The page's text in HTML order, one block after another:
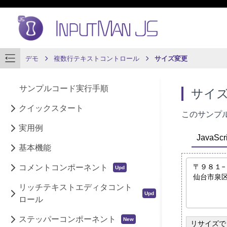
デモ 複数行テキストコントロール サイズ変更
サンプルコード実行手順
クイックスタート
実用例
基本機能
コメントコンポーネント
リッチテキストエディタコント
ロール
ステッパーコンポーネント
サイ
このサンプ